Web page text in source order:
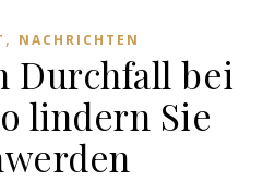
, NACHRICHTEN
Durchfall bei
lindern Sie